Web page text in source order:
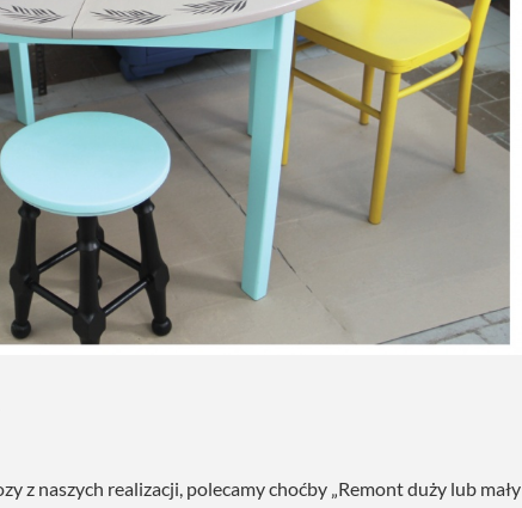
z naszych realizacji, polecamy choćby „Remont duży lub mały